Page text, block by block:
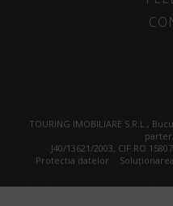
TOURING IMOBILIARE S.R.L.,
J40/13621/2003, CIF RO
Protectia datelor